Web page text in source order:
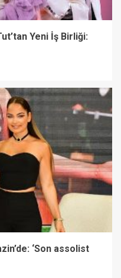
Yeni İş Birliği:
‘Son assolist